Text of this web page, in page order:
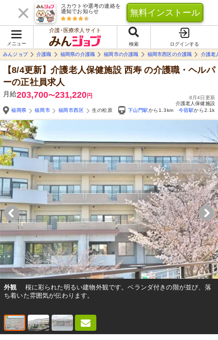
スカウトや選考の連絡を
通知でお知らせ
無料インストール
メニュー
介護･医療求人サイト
検索
ログインする
みんジョブ
介護職 福岡県の介護職 福岡市の介護職 福岡市西区の介護職 介護老
【8/4更新】介護老人保健施設 西寿 の介護職・ヘルパ
ーの正社員求人
月給203,700〜231,220円
8月4日更新
介護老人保健施設
福岡県
福岡市 福岡市西区 生の松原 下山門駅から1.3km 今宿駅から
外観
桜に彩られた明るい建物外観です。ベランダ付きの階が並び、落
ち着いた雰囲気が伝わります。